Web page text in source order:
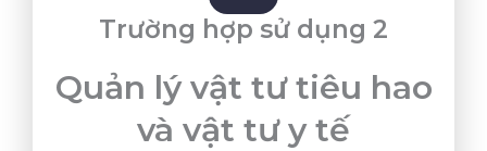
Trường hợp sử dụng 2
Quản lý vật tư tiêu hao
và vật tư y tế